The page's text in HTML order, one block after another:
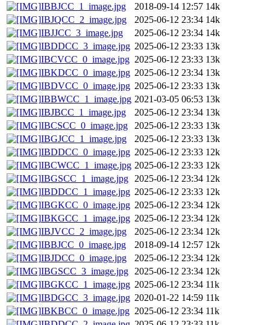
IBBJCC_1_image.jpg
2018-09-14 12:57 14k
IBJQCC_2_image.jpg
2025-06-12 23:34 14k
IBJJCC_3_image.jpg
2025-06-12 23:34 14k
IBDDCC_3_image.jpg 2025-06-12 23:33 13k
IBCVCC_0_image.jpg 2025-06-12 23:33 13k
IBKDCC_0_image.jpg 2025-06-12 23:34 13k
IBDVCC_0_image.jpg 2025-06-12 23:33 13k
IBBWCC_1_image.jpg 2021-03-05 06:53 13k
IBJBCC_1_image.jpg
2025-06-12 23:34 13k
IBCSCC_0_image.jpg
2025-06-12 23:33 13k
IBGJCC_1_image.jpg
2025-06-12 23:33 13k
IBDDCC_0_image.jpg 2025-06-12 23:33 12k
IBCWCC_1_image.jpg 2025-06-12 23:33 12k
IBGSCC_1_image.jpg
2025-06-12 23:34 12k
IBDDCC_1_image.jpg 2025-06-12 23:33 12k
IBGKCC_0_image.jpg 2025-06-12 23:34 12k
IBKGCC_1_image.jpg 2025-06-12 23:34 12k
IBJVCC_2_image.jpg
2025-06-12 23:34 12k
IBBJCC_0_image.jpg
2018-09-14 12:57 12k
IBJDCC_0_image.jpg
2025-06-12 23:34 12k
IBGSCC_3_image.jpg
2025-06-12 23:34 12k
IBGKCC_1_image.jpg 2025-06-12 23:34 11k
IBDGCC_3_image.jpg 2020-01-22 14:59 11k
IBKBCC_0_image.jpg 2025-06-12 23:34 11k